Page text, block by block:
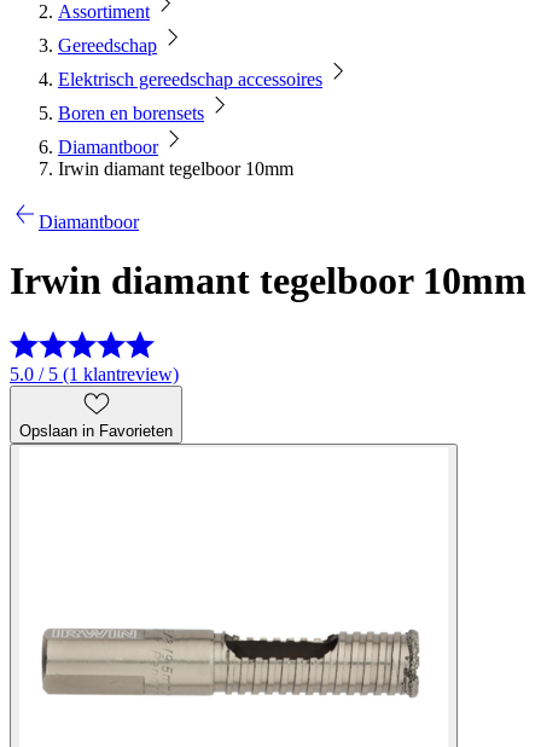
Assortiment
Gereedschap
Elektrisch gereedschap accessoires
Boren en borensets
Diamantboor
Irwin diamant tegelboor 10mm
Diamantboor
Irwin diamant tegelboor 10mm
5.0 / 5 (1 klantreview)
Opslaan in Favorieten